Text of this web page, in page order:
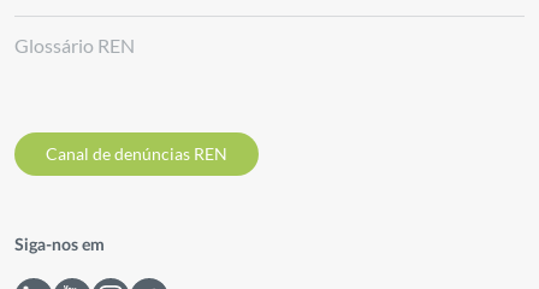
Glossário REN
Canal de denúncias REN
Siga-nos em